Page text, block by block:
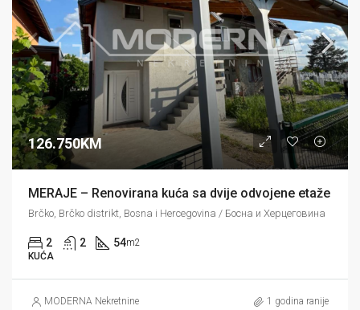
126.750KM
MERAJE – Renovirana kuća sa dvije odvojene etaže
Brčko, Brčko distrikt, Bosna i Hercegovina / Босна и Херцеговина
2 2 54m2
KUĆA
MODERNA Nekretnine 1 godina ranije